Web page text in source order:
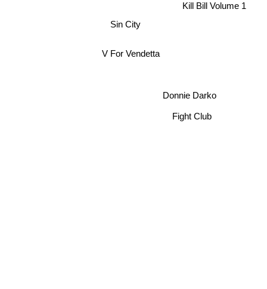
Sin City
V For Vendetta
Kill Bill Volume 1
Donnie Darko
Fight Club